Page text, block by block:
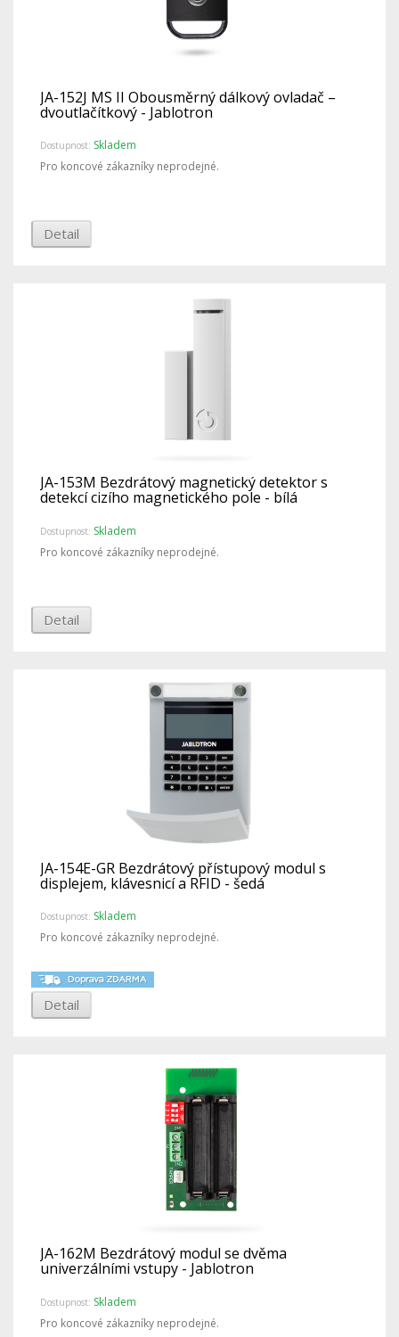
JA-152J MS II Obousměrný dálkový ovladač –
dvoutlačítkový - Jablotron
Dostupnost: Skladem
Pro koncové zákazníky neprodejné.
Detail
JA-153M Bezdrátový magnetický detektor s
detekcí cizího magnetického pole - bílá
Dostupnost: Skladem
Pro koncové zákazníky neprodejné.
Detail
JA-154E-GR Bezdrátový přístupový modul s
displejem, klávesnicí a RFID - šedá
Dostupnost: Skladem
Pro koncové zákazníky neprodejné.
Detail
JA-162M Bezdrátový modul se dvěma
univerzálními vstupy - Jablotron
Dostupnost: Skladem
Pro koncové zákazníky neprodejné.